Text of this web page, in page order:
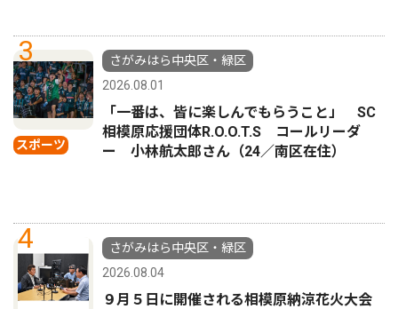
3
スポーツ
さがみはら中央区・緑区
2026.08.01
「一番は、皆に楽しんでもらうこと」 SC
相模原応援団体R.O.O.T.S コールリーダ
ー 小林航太郎さん（24／南区在住）
4
さがみはら中央区・緑区
2026.08.04
９月５日に開催される相模原納涼花火大会